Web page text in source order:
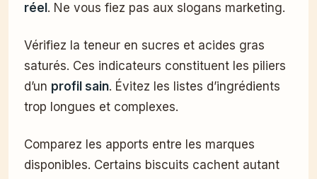
réel. Ne vous fiez pas aux slogans marketing.
Vérifiez la teneur en sucres et acides gras
saturés. Ces indicateurs constituent les piliers
d’un profil sain. Évitez les listes d’ingrédients
trop longues et complexes.
Comparez les apports entre les marques
disponibles. Certains biscuits cachent autant